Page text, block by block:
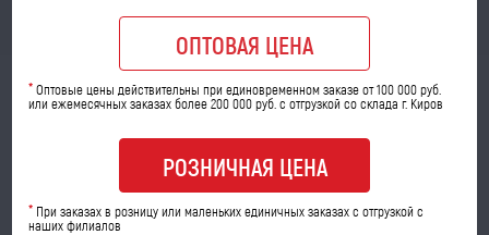
МОЖЕТ ПРИГОДИТЬСЯ
ОПТОВАЯ ЦЕНА
*Оптовые цены действительны при единовременном заказе от 100 000 руб.
или ежемесячных заказах более 200 000 руб. с отгрузкой со склада г. Киров
РОЗНИЧНАЯ ЦЕНА
* При заказах в розницу или маленьких единичных заказах с отгрузкой с
наших филиалов